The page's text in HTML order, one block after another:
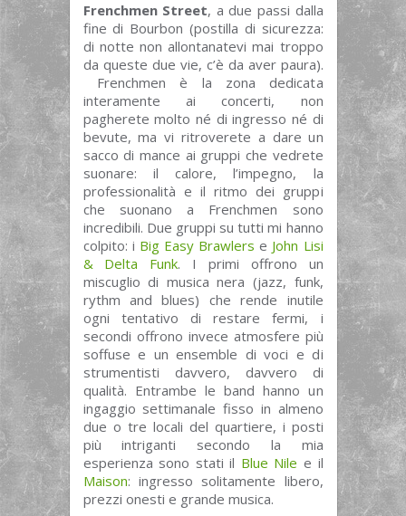
Frenchmen Street, a due passi dalla
fine di Bourbon (postilla di sicurezza:
di notte non allontanatevi mai troppo
da queste due vie, c’è da aver paura).
Frenchmen è la zona dedicata
interamente ai concerti, non
pagherete molto né di ingresso né di
bevute, ma vi ritroverete a dare un
sacco di mance ai gruppi che vedrete
suonare: il calore, l’impegno, la
professionalità e il ritmo dei gruppi
che suonano a Frenchmen sono
incredibili. Due gruppi su tutti mi hanno
colpito: i Big Easy Brawlers e John Lisi
& Delta Funk. I primi offrono un
miscuglio di musica nera (jazz, funk,
rythm and blues) che rende inutile
ogni tentativo di restare fermi, i
secondi offrono invece atmosfere più
soffuse e un ensemble di voci e di
strumentisti davvero, davvero di
qualità. Entrambe le band hanno un
ingaggio settimanale fisso in almeno
due o tre locali del quartiere, i posti
più intriganti secondo la mia
esperienza sono stati il Blue Nile e il
Maison: ingresso solitamente libero,
prezzi onesti e grande musica.